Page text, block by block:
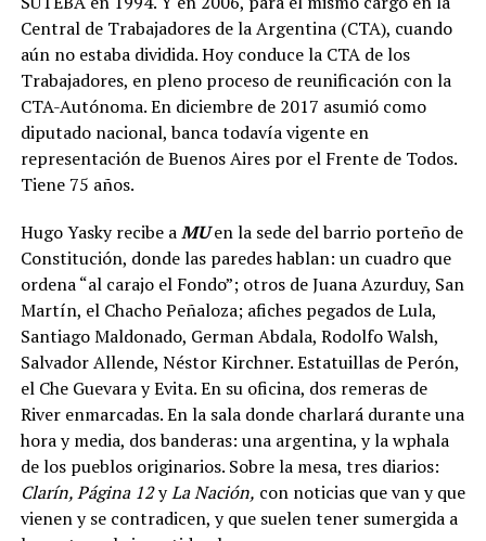
Central de Trabajadores de la Argentina (CTA), cuando
aún no estaba dividida. Hoy conduce la CTA de los
Trabajadores, en pleno proceso de reunificación con la
CTA-Autónoma. En diciembre de 2017 asumió como
diputado nacional, banca todavía vigente en
representación de Buenos Aires por el Frente de Todos.
Tiene 75 años.
Hugo Yasky recibe aMUen la sede del barrio porteño de
Constitución, donde las paredes hablan: un cuadro que
ordena “al carajo el Fondo”; otros de Juana Azurduy, San
Martín, el Chacho Peñaloza; afiches pegados de Lula,
Santiago Maldonado, German Abdala, Rodolfo Walsh,
Salvador Allende, Néstor Kirchner. Estatuillas de Perón,
el Che Guevara y Evita. En su oficina, dos remeras de
River enmarcadas. En la sala donde charlará durante una
hora y media, dos banderas: una argentina, y la wphala
de los pueblos originarios. Sobre la mesa, tres diarios:
Clarín, Página 12yLa Nación, con noticias que van y que
vienen y se contradicen, y que suelen tener sumergida a